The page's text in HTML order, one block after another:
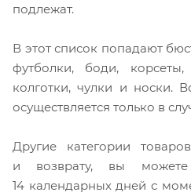
подлежат.
В этот список попадают
футболки, боди, корсеты,
колготки, чулки и носки.
осуществляется только в
Другие категории
и возврату, вы
14 календарных дней с